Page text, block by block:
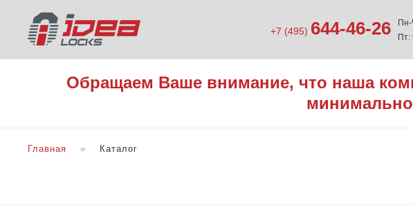
+7 (495) 644-46-26
Пн-
Пт:
Обращаем Ваше внимание, что наша
Главная Каталог